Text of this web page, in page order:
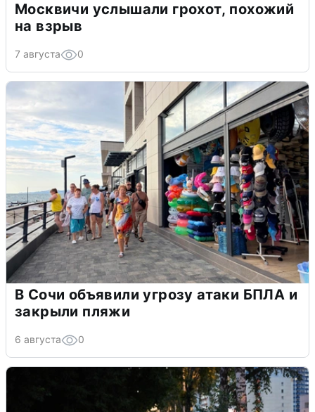
Москвичи услышали грохот, похожий
на взрыв
7 августа 0
В Сочи объявили угрозу атаки БПЛА и
закрыли пляжи
6 августа 0